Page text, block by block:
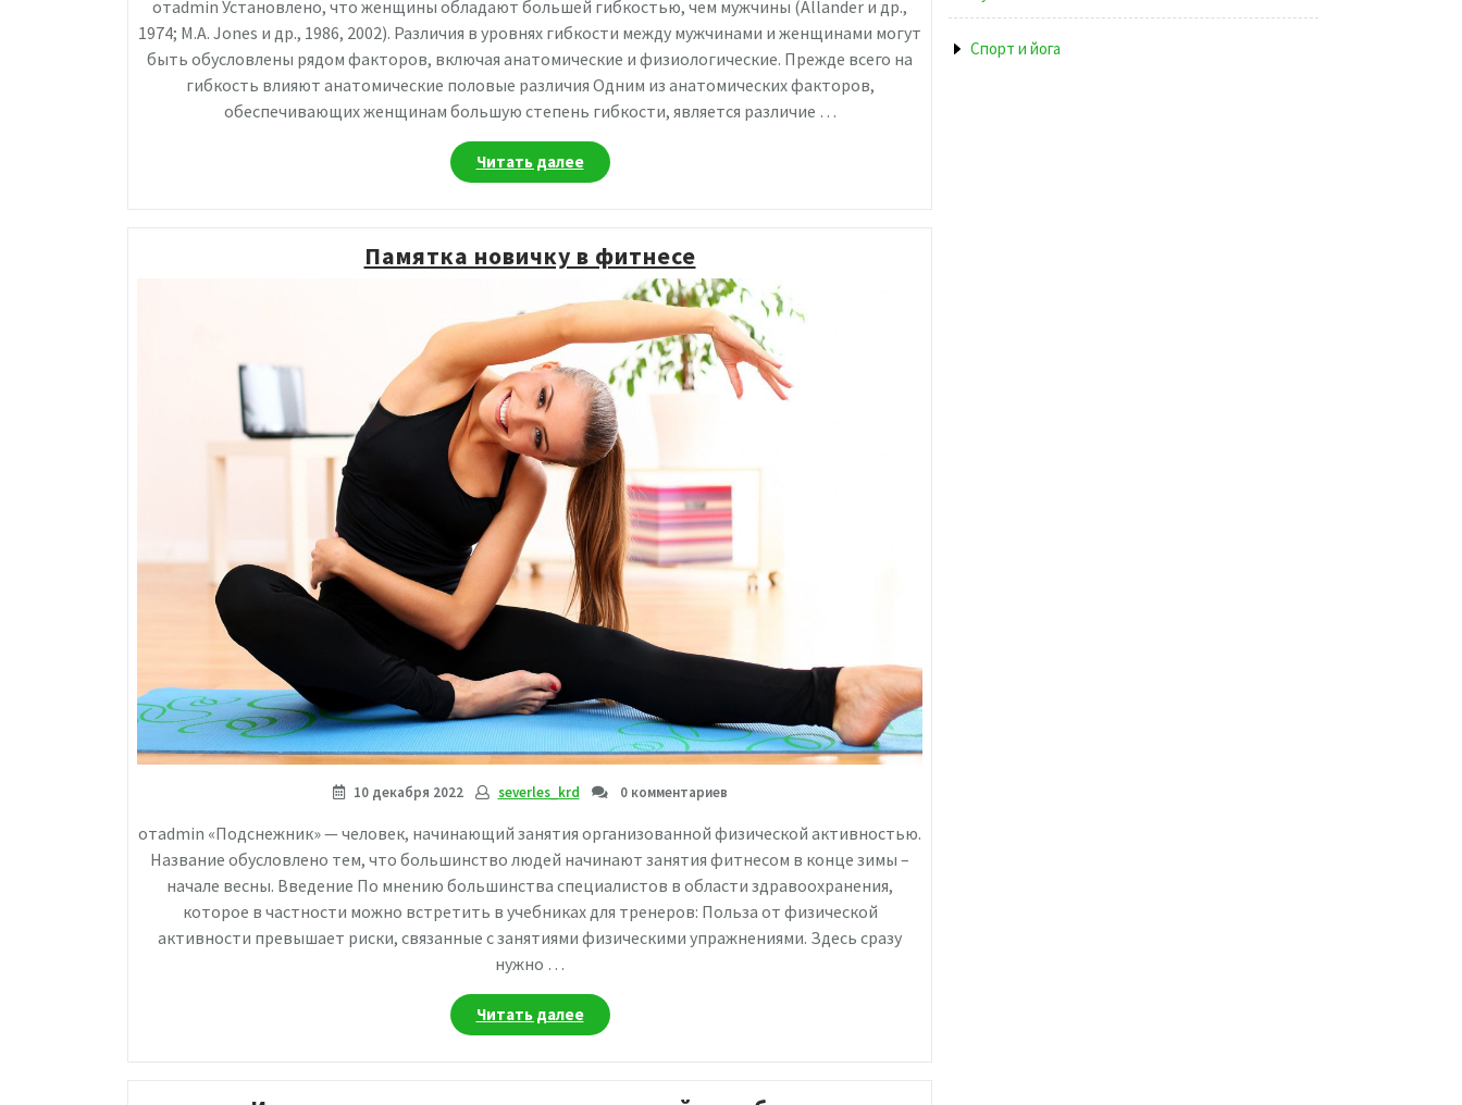
отadmin Установлено, что женщины обладают большей гибкостью, чем мужчины (Allander и др.,
1974; М.А. Jones и др., 1986, 2002). Различия в уровнях гибкости между мужчинами и женщинами могут
быть обусловлены рядом факторов, включая анатомические и физиологические. Прежде всего на
гибкость влияют анатомические половые различия Одним из анатомических факторов,
обеспечивающих женщинам большую степень гибкости, является различие …
Читать далее«Почему
женщины
гибче
мужчин?»
Памятка новичку в фитнесе
10 декабря 2022 severles_krd 0 комментариев
отadmin «Подснежник» — человек, начинающий занятия организованной физической активностью.
Название обусловлено тем, что большинство людей начинают занятия фитнесом в конце зимы –
начале весны. Введение По мнению большинства специалистов в области здравоохранения,
которое в частности можно встретить в учебниках для тренеров: Польза от физической
активности превышает риски, связанные с занятиями физическими упражнениями. Здесь сразу
нужно …
Читать далее«Памятка
новичку
в
фитнесе»
Спорт и йога